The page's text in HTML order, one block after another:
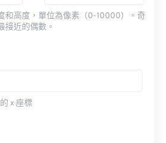
和高度，單位為像素（0-10000）。奇
接近的偶數。
x 座標